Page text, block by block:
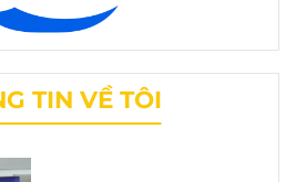
TIN VỀ TÔI